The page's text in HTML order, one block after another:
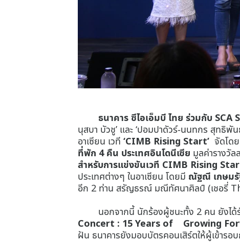
ธนาคาร ซีไอเอ็มบี ไทย ร่วมกับ SCA
นุสบา บัวชู’ และ ‘ปอมปาดัวร์-นนทกร สุทธิพัน
อาเซียน เวที ‘CIMB Rising Start’ จัดโด
ที่พัก 4 คืน ประเทศอินโดนีเซีย มูลค่ารางวัล
สำหรับการแข่งขันเวที CIMB Rising
ประเทศต่างๆ ในอาเซียน โดยมี ณัฐณี เกษมรั
อีก 2 ท่าน สรัญธรณ์ มณีทัศนาศิลป์ (เชอรี่
นอกจากนี้ นักร้องผู้ชนะทั้ง 2 คน ยังได้รับ
Concert : 15 Years of Growing
ฝัน ธนาคารยังมอบบัตรคอนเสิร์ตให้ผู้เข้าร